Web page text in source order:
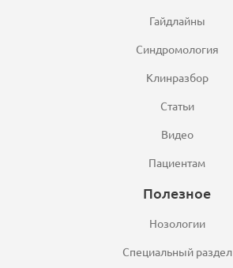
Гайдлайны
Синдромология
Клинразбор
Статьи
Видео
Пациентам
Полезное
Нозологии
Специальный раздел